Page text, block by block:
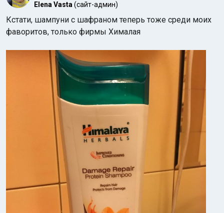
Elena Vasta (сайт-админ)
Кстати, шампуни с шафраном теперь тоже среди моих
фаворитов, только фирмы Хималая